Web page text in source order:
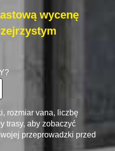
wycenę
rozmiar vana, liczbę
trasy, aby zobaczyć
przeprowadzki przed